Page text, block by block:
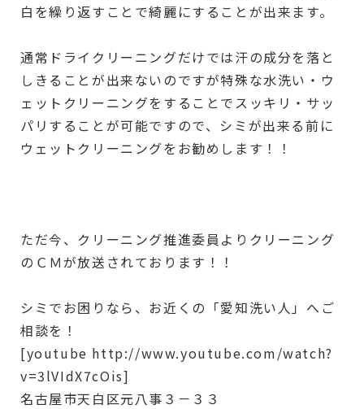
白を繰り返すことで綺麗にすることが出来ます。
通常ドライクリーニングだけでは汗の成分を落と
しきることが出来ないのですが特殊な水洗い・ウ
ェットクリーニングをすることでスッキリ・サッ
パリすることが可能ですので、シミが出来る前に
ウェットクリーニングをお勧めします！！
ただ今、クリーニング推進委員よりクリーニング
のＣＭが放送されております！！
シミでお困りなら、お近くの「愛知洗い人」へご
相談を！
[youtube http://www.youtube.com/watch?
v=3lVIdX7cOis]
名古屋市天白区元八事３－３３